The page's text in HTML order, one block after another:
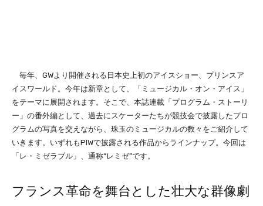
毎年、GWより開催される日本史上初のアイスショー、プリンスア
イスワールド。今年は新章として、「ミュージカル・オン・アイス」
をテーマに展開されます。そこで、本誌連載「プログラム・ストーリ
ー」の番外編として、過去にスケーターたちが競技会で披露したプロ
グラムの写真を交えながら、珠玉のミュージカルの数々をご紹介して
いきます。いずれもPIWで披露される作品からラインナップ。今回は
「レ・ミゼラブル」、通称“レミゼ”です。
フランス革命を舞台とした壮大な群像劇